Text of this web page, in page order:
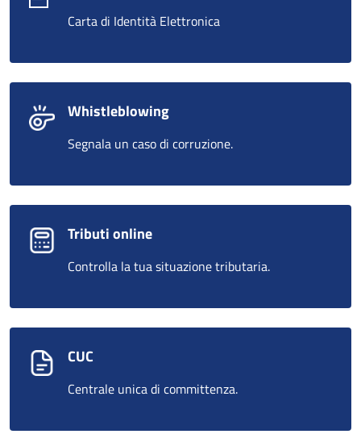
Carta di Identità Elettronica
Whistleblowing
Segnala un caso di corruzione.
Tributi online
Controlla la tua situazione tributaria.
CUC
Centrale unica di committenza.